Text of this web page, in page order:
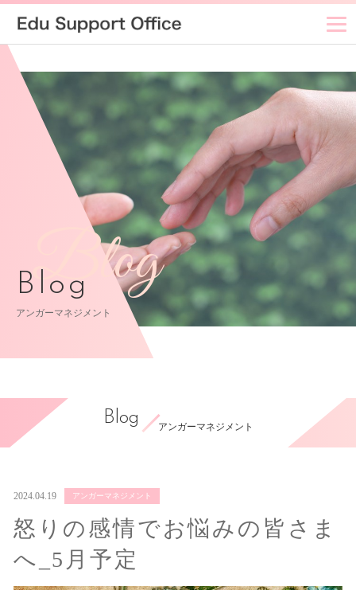
Blog
Blog
アンガーマネジメント
Blog
アンガーマネジメント
2024.04.19 アンガーマネジメント
怒りの感情でお悩みの皆さま
へ_5月予定